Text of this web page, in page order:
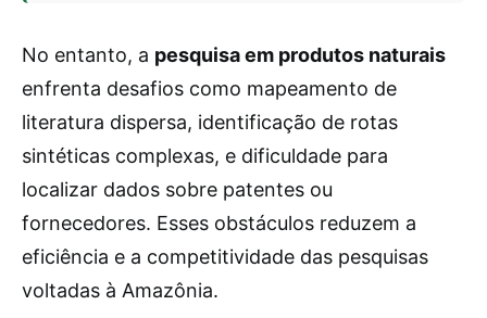
No entanto, a pesquisa em produtos naturais
enfrenta desafios como mapeamento de
literatura dispersa, identificação de rotas
sintéticas complexas, e dificuldade para
localizar dados sobre patentes ou
fornecedores. Esses obstáculos reduzem a
eficiência e a competitividade das pesquisas
voltadas à Amazônia.